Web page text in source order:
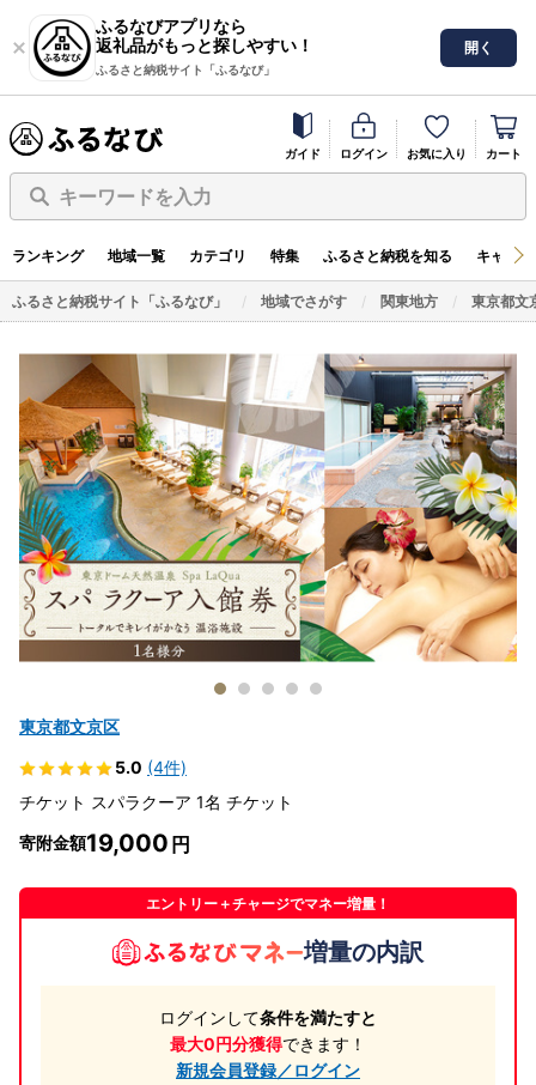
ふるなびアプリなら
返礼品がもっと探しやすい！
ふるさと納税サイト「ふるなび」
開く
ガイド ログイン お気に入り カート
キーワードを入力
ランキング 地域一覧 カテゴリ 特集 ふるさと納税を知る キャン
ふるさと納税サイト「ふるなび」 地域でさがす 関東地方 東京都文
東京都文京区
5.0 (4件)
チケット スパラクーア 1名 チケット
寄附金額19,000
エントリー＋チャージでマネー増量！
増量の内訳
ログインして条件を満たすと
最大0円分獲得できます！
新規会員登録／ログイン